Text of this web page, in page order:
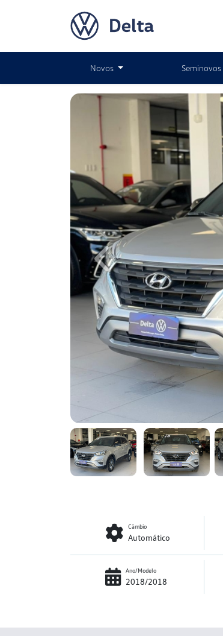
Novos Seminovos
Previous
Câmbio
Automático
Ano/Modelo
2018/2018